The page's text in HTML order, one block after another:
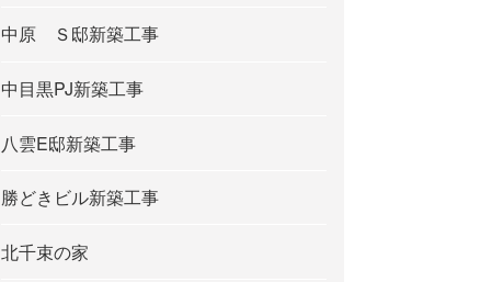
中原 Ｓ邸新築工事
中目黒PJ新築工事
八雲E邸新築工事
勝どきビル新築工事
北千束の家